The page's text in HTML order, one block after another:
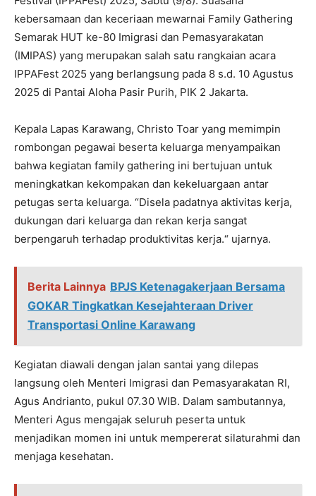
kebersamaan dan keceriaan mewarnai Family Gathering
Semarak HUT ke-80 Imigrasi dan Pemasyarakatan
(IMIPAS) yang merupakan salah satu rangkaian acara
IPPAFest 2025 yang berlangsung pada 8 s.d. 10 Agustus
2025 di Pantai Aloha Pasir Purih, PIK 2 Jakarta.
Kepala Lapas Karawang, Christo Toar yang memimpin
rombongan pegawai beserta keluarga menyampaikan
bahwa kegiatan family gathering ini bertujuan untuk
meningkatkan kekompakan dan kekeluargaan antar
petugas serta keluarga. “Disela padatnya aktivitas kerja,
dukungan dari keluarga dan rekan kerja sangat
berpengaruh terhadap produktivitas kerja.“ ujarnya.
Berita Lainnya BPJS Ketenagakerjaan Bersama
GOKAR Tingkatkan Kesejahteraan Driver
Transportasi Online Karawang
Kegiatan diawali dengan jalan santai yang dilepas
langsung oleh Menteri Imigrasi dan Pemasyarakatan RI,
Agus Andrianto, pukul 07.30 WIB. Dalam sambutannya,
Menteri Agus mengajak seluruh peserta untuk
menjadikan momen ini untuk mempererat silaturahmi dan
menjaga kesehatan.